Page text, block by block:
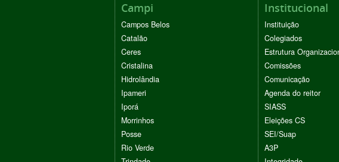
Campi
Campos Belos
Catalão
Ceres
Cristalina
Hidrolândia
Ipameri
Iporá
Morrinhos
Posse
Rio Verde
Institucional
Instituição
Colegiados
Estrutura
Comissões
Comunicação
Agenda do reitor
SIASS
Eleições CS
SEI/Suap
A3P